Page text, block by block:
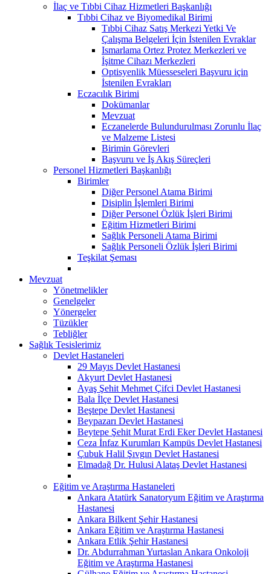
İlaç ve Tıbbi Cihaz Hizmetleri Başkanlığı
Tıbbi Cihaz ve Biyomedikal Birimi
Tıbbi Cihaz Satış Merkezi Yetki Ve
Çalışma Belgeleri İçin İstenilen Evraklar
Ismarlama Ortez Protez Merkezleri ve
İşitme Cihazı Merkezleri
Optisyenlik Müesseseleri Başvuru için
İstenilen Evrakları
Eczacılık Birimi
Dokümanlar
Mevzuat
Eczanelerde Bulundurulması Zorunlu İlaç
ve Malzeme Listesi
Birimin Görevleri
Başvuru ve İş Akış Süreçleri
Personel Hizmetleri Başkanlığı
Birimler
Diğer Personel Atama Birimi
Disiplin İşlemleri Birimi
Diğer Personel Özlük İşleri Birimi
Eğitim Hizmetleri Birimi
Sağlık Personeli Atama Birimi
Sağlık Personeli Özlük İşleri Birimi
Teşkilat Şeması
Mevzuat
Yönetmelikler
Genelgeler
Yönergeler
Tüzükler
Tebliğler
Sağlık Tesislerimiz
Devlet Hastaneleri
29 Mayıs Devlet Hastanesi
Akyurt Devlet Hastanesi
Ayaş Şehit Mehmet Çifci Devlet Hastanesi
Bala İlçe Devlet Hastanesi
Beştepe Devlet Hastanesi
Beypazarı Devlet Hastanesi
Beytepe Şehit Murat Erdi Eker Devlet Hastanesi
Ceza İnfaz Kurumları Kampüs Devlet Hastanesi
Çubuk Halil Şıvgın Devlet Hastanesi
Elmadağ Dr. Hulusi Alataş Devlet Hastanesi
Eğitim ve Araştırma Hastaneleri
Ankara Atatürk Sanatoryum Eğitim ve Araştırma
Hastanesi
Ankara Bilkent Şehir Hastanesi
Ankara Eğitim ve Araştırma Hastanesi
Ankara Etlik Şehir Hastanesi
Dr. Abdurrahman Yurtaslan Ankara Onkoloji
Eğitim ve Araştırma Hastanesi